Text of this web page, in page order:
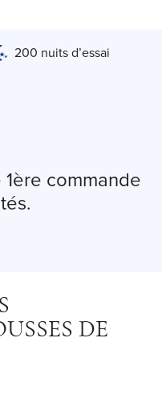
200 nuits d’essai
commande
DE